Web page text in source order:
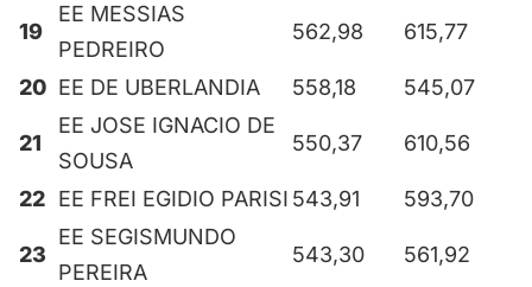
19
EE MESSIAS
PEDREIRO
562,98 615,77
20 EE DE UBERLANDIA 558,18 545,07
21
EE JOSE IGNACIO DE
SOUSA
550,37 610,56
22 EE FREI EGIDIO PARISI 543,91 593,70
23
EE SEGISMUNDO
PEREIRA
543,30 561,92